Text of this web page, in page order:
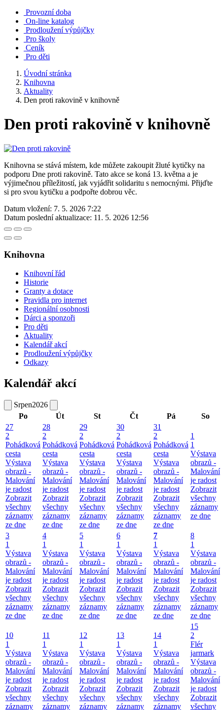
Provozní doba
On-line katalog
Prodloužení výpůjčky
Pro školy
Ceník
Pro děti
Úvodní stránka
Knihovna
Aktuality
Den proti rakovině v knihovně
Den proti rakovině v knihovně
Knihovna se stává místem, kde můžete zakoupit žluté kytičky na
podporu Dne proti rakovině. Tato akce se koná 13. května a je
výjimečnou příležitostí, jak vyjádřit solidaritu s nemocnými. Přijďte
si pro svou kytičku a podpořte dobrou věc.
Datum vložení: 7. 5. 2026 7:22
Datum poslední aktualizace: 11. 5. 2026 12:56
Knihovna
Knihovní řád
Historie
Granty a dotace
Pravidla pro internet
Regionální osobnosti
Dárci a sponzoři
Pro děti
Aktuality
Kalendář akcí
Prodloužení výpůjčky
Odkazy
Kalendář akcí
Srpen2026
Po
Út St Čt Pá
So
27
2
Pohádková
cesta
Výstava
obrazů -
Malování
je radost
Zobrazit
všechny
záznamy
ze dne
28
2
Pohádková
cesta
Výstava
obrazů -
Malování
je radost
Zobrazit
všechny
záznamy
ze dne
29
2
Pohádková
cesta
Výstava
obrazů -
Malování
je radost
Zobrazit
všechny
záznamy
ze dne
30
2
Pohádková
cesta
Výstava
obrazů -
Malování
je radost
Zobrazit
všechny
záznamy
ze dne
31
2
Pohádková
cesta
Výstava
obrazů -
Malování
je radost
Zobrazit
všechny
záznamy
ze dne
1
1
Výstava
obrazů -
Malování
je radost
Zobrazit
všechny
záznamy
ze dne
3
1
Výstava
obrazů -
Malování
je radost
Zobrazit
všechny
záznamy
ze dne
4
1
Výstava
obrazů -
Malování
je radost
Zobrazit
všechny
záznamy
ze dne
5
1
Výstava
obrazů -
Malování
je radost
Zobrazit
všechny
záznamy
ze dne
6
1
Výstava
obrazů -
Malování
je radost
Zobrazit
všechny
záznamy
ze dne
7
1
Výstava
obrazů -
Malování
je radost
Zobrazit
všechny
záznamy
ze dne
8
1
Výstava
obrazů -
Malování
je radost
Zobrazit
všechny
záznamy
ze dne
10
1
Výstava
obrazů -
Malování
je radost
Zobrazit
všechny
záznamy
11
1
Výstava
obrazů -
Malování
je radost
Zobrazit
všechny
záznamy
12
1
Výstava
obrazů -
Malování
je radost
Zobrazit
všechny
záznamy
13
1
Výstava
obrazů -
Malování
je radost
Zobrazit
všechny
záznamy
14
1
Výstava
obrazů -
Malování
je radost
Zobrazit
všechny
záznamy
15
2
Flér
jarmark
Výstava
obrazů -
Malování
je radost
Zobrazit
všechny